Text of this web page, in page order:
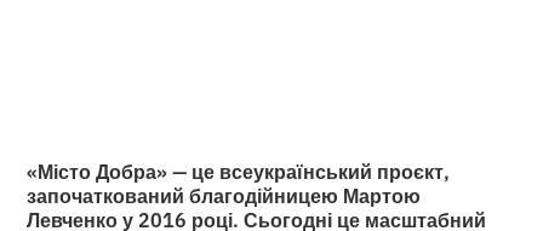
«Місто Добра» — це всеукраїнський проєкт,
започаткований благодійницею Мартою
Левченко у 2016 році. Сьогодні це масштабний